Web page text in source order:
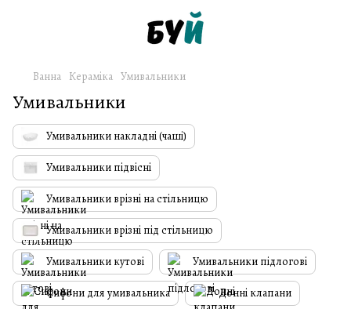
Ванна Кераміка Умивальники
Умивальники
Умивальники накладні (чаші)
Умивальники підвісні
Умивальники врізні на стільницю
Умивальники врізні під стільницю
Умивальники кутові Умивальники підлогові
Сифони для умивальника Донні клапани